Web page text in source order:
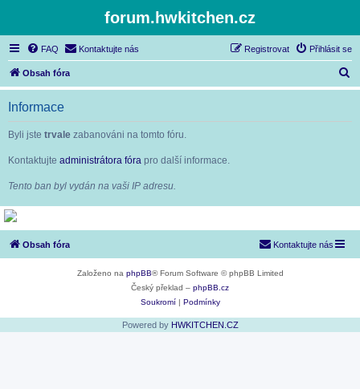
forum.hwkitchen.cz
FAQ Kontaktujte nás Přihlásit se
Registrovat
Obsah fóra
l
Informace
Byli jste trvale zabanováni na tomto fóru.
Kontaktujte administrátora fóra pro další informace.
Tento ban byl vydán na vaši IP adresu.
Obsah fóra Kontaktujte nás
Založeno na phpBB® Forum Software © phpBB Limited
Český překlad – phpBB.cz
Soukromí| Podmínky
Powered by HWKITCHEN.CZ